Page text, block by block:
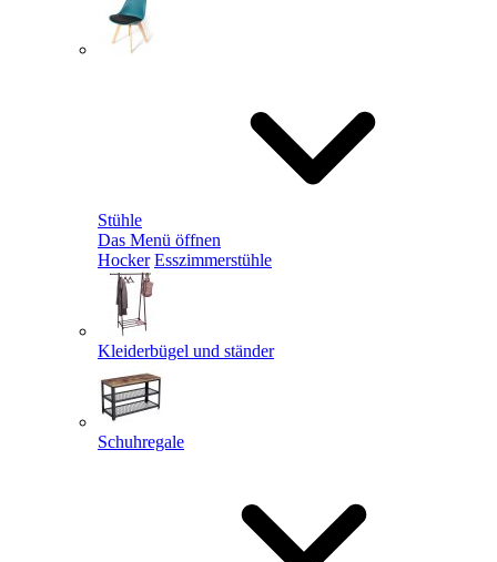
Stühle
Das Menü öffnen
Hocker Esszimmerstühle
Kleiderbügel und ständer
Schuhregale